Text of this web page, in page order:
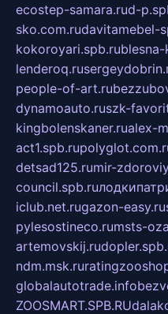
ecostep-samara.rud-
sko.com.rudavitamebel-
kokoroyari.spb.rublesna-
lenderoq.ru
people-of-art.ru
dynamoauto.ruszk-
kingbolenskaner.rualex-
act1.spb.ru
detsad125.rumir-
council.spb.ru
iclub.net.rugazon-easy.ru
pylesostineco.rumsts-
artemovskij.ru
ndm.msk.ru
globalautotrade.info
ZOOSMART.SPB.RU